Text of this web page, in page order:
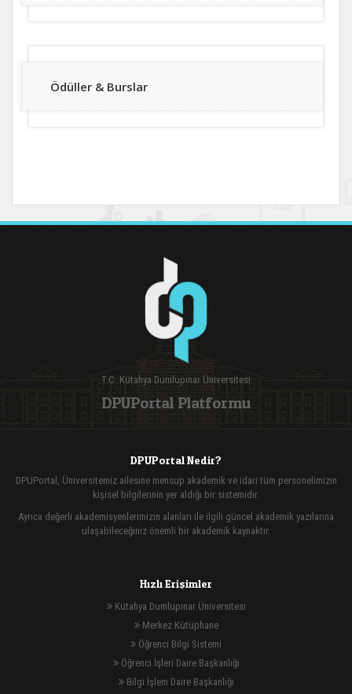
Ödüller & Burslar
T.C. Kütahya Dumlupınar Üniversitesi
DPUPortal Platformu
DPUPortal Nedir?
DPUPortal, Üniversitemiz ailesine mensup akademik ve idari tüm personelimizin
kişisel bilgilerinin yer aldığı bir sistemidir.
Ayrıca değerli akademisyenlerimizin alanları ile ilgili güncel akademik yazılarına
ulaşabileceğiniz önemli bir akademik kaynaktır.
Hızlı Erişimler
Kütahya Dumlupınar Üniversitesi
Merkez Kütüphane
Öğrenci Bilgi Sistemi
Öğrenci İşleri Daire Başkanlığı
Bilgi İşlem Daire Başkanlığı